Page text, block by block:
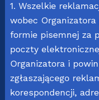
1. Wszelkie
wobec
formie pisemnej za
poczty
Organizatora i
zgłaszającego
korespondencji,